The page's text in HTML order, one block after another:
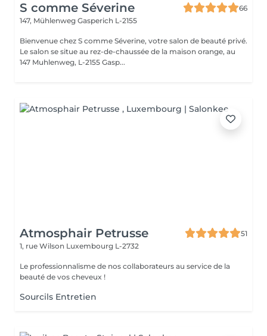
S comme Séverine
66
147, Mühlenweg Gasperich L-2155
Bienvenue chez S comme Séverine, votre salon de beauté privé.
Le salon se situe au rez-de-chaussée de la maison orange, au
147 Muhlenweg, L-2155 Gasp...
Atmosphair Petrusse
51
1, rue Wilson Luxembourg L-2732
Le professionnalisme de nos collaborateurs au service de la
beauté de vos cheveux !
Sourcils Entretien